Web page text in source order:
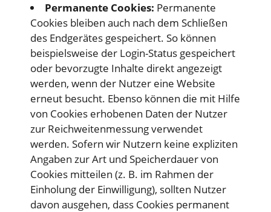
Permanente Cookies: Permanente
Cookies bleiben auch nach dem Schließen
des Endgerätes gespeichert. So können
beispielsweise der Login-Status gespeichert
oder bevorzugte Inhalte direkt angezeigt
werden, wenn der Nutzer eine Website
erneut besucht. Ebenso können die mit Hilfe
von Cookies erhobenen Daten der Nutzer
zur Reichweitenmessung verwendet
werden. Sofern wir Nutzern keine expliziten
Angaben zur Art und Speicherdauer von
Cookies mitteilen (z. B. im Rahmen der
Einholung der Einwilligung), sollten Nutzer
davon ausgehen, dass Cookies permanent